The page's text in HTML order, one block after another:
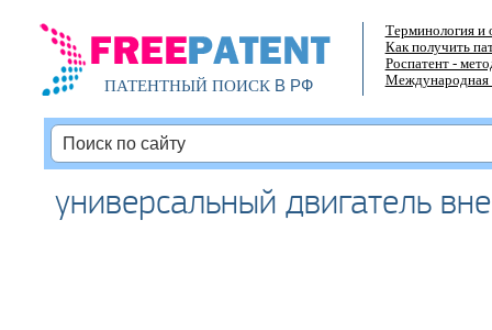
ПАТЕНТНЫЙ ПОИСКВ РФ
Терминология и
Как получить
Роспатент -
Международная
универсальный двигатель